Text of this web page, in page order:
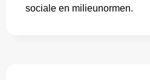
sociale en milieunormen.